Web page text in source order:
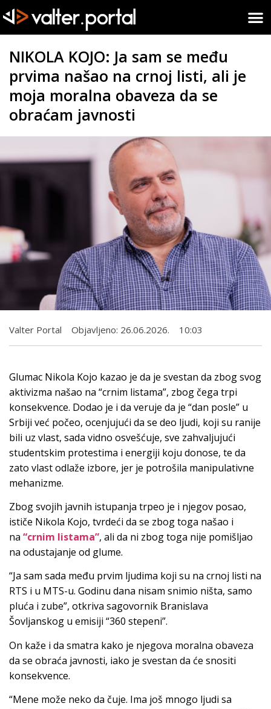
NIKOLA KOJO: Ja sam se među
prvima našao na crnoj listi, ali je
moja moralna obaveza da se
obraćam javnosti
Valter Portal Objavljeno: 26.06.2026. 10:03
Glumac Nikola Kojo kazao je da je svestan da zbog svog
aktivizma našao na “crnim listama”, zbog čega trpi
konsekvence. Dodao je i da veruje da je “dan posle” u
Srbiji već počeo, ocenjujući da se deo ljudi, koji su ranije
bili uz vlast, sada vidno osvešćuje, sve zahvaljujući
studentskim protestima i energiji koju donose, te da
zato vlast odlaže izbore, jer je potrošila manipulativne
mehanizme.
Zbog svojih javnih istupanja trpeo je i njegov posao,
ističe Nikola Kojo, tvrdeći da se zbog toga našao i
na “crnim listama”, ali da ni zbog toga nije pomišljao
na odustajanje od glume.
“Ja sam sada među prvim ljudima koji su na crnoj listi na
RTS i u MTS-u. Godinu dana nisam snimio ništa, samo
pluća i zube”, otkriva sagovornik Branislava
Šovljanskog u emisiji “360 stepeni”.
On kaže i da smatra kako je njegova moralna obaveza
da se obraća javnosti, iako je svestan da će snositi
konsekvence.
“Mene može neko da čuje. Ima još mnogo ljudi sa